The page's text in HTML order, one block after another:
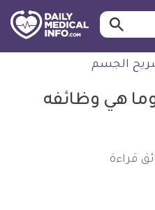
ابحث…
الجسم
هي وظائفه
قراءة